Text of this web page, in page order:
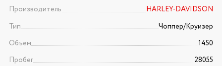
Производитель
HARLEY-DAVIDSON
Тип
Чоппер/Круизер
Объем
1450
Пробег
28055